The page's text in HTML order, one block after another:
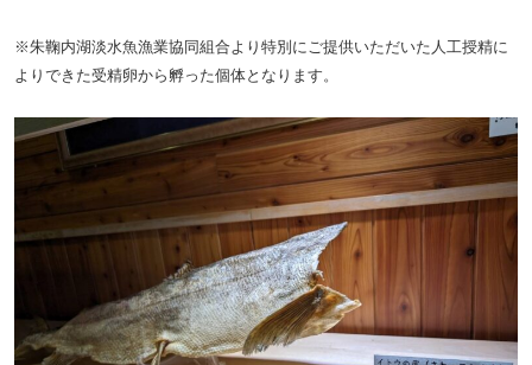
※朱鞠内湖淡水魚漁業協同組合より特別にご提供いただいた人工授精に
よりできた受精卵から孵った個体となります。